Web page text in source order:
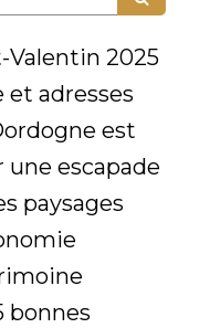
Valentin 2025
adresses
est
escapade
paysages
bonnes